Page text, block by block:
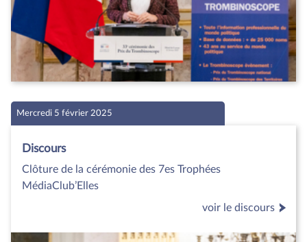
Mercredi 5 février 2025
Discours
Clôture de la cérémonie des 7es Trophées
MédiaClub’Elles
voir le discours